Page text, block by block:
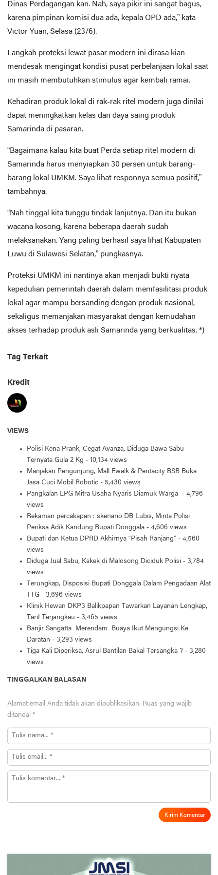
Dinas Perdagangan kan. Nah, saya pikir ini sangat bagus,
karena pimpinan komisi dua ada, kepala OPD ada,” kata
Victor Yuan, Selasa (23/6).
Langkah proteksi lewat pasar modern ini dirasa kian
mendesak mengingat kondisi pusat perbelanjaan lokal saat
ini masih membutuhkan stimulus agar kembali ramai.
Kehadiran produk lokal di rak-rak ritel modern juga dinilai
dapat meningkatkan kelas dan daya saing produk
Samarinda di pasaran.
“Bagaimana kalau kita buat Perda setiap ritel modern di
Samarinda harus menyiapkan 30 persen untuk barang-
barang lokal UMKM. Saya lihat responnya semua positif,”
tambahnya.
“Nah tinggal kita tunggu tindak lanjutnya. Dan itu bukan
wacana kosong, karena beberapa daerah sudah
melaksanakan. Yang paling berhasil saya lihat Kabupaten
Luwu di Sulawesi Selatan,” pungkasnya.
Proteksi UMKM ini nantinya akan menjadi bukti nyata
kepedulian pemerintah daerah dalam memfasilitasi produk
lokal agar mampu bersanding dengan produk nasional,
sekaligus memanjakan masyarakat dengan kemudahan
akses terhadap produk asli Samarinda yang berkualitas. *)
Tag Terkait
Kredit
VIEWS
Polisi Kena Prank, Cegat Avanza, Diduga Bawa Sabu
Ternyata Gula 2 Kg - 10,134 views
Manjakan Pengunjung, Mall Ewalk & Pentacity BSB Buka
Jasa Cuci Mobil Robotic - 5,430 views
Pangkalan LPG Mitra Usaha Nyaris Diamuk Warga - 4,796
views
Rekaman percakapan : skenario DB Lubis, Minta Polisi
Periksa Adik Kandung Bupati Donggala - 4,606 views
Bupati dan Ketua DPRD Akhirnya “Pisah Ranjang” - 4,560
views
Diduga Jual Sabu, Kakek di Malosong Diciduk Polisi - 3,784
views
Terungkap, Disposisi Bupati Donggala Dalam Pengadaan Alat
TTG - 3,696 views
Klinik Hewan DKP3 Balikpapan Tawarkan Layanan Lengkap,
Tarif Terjangkau - 3,465 views
Banjir Sangatta Merendam Buaya Ikut Mengungsi Ke
Daratan - 3,293 views
Tiga Kali Diperiksa, Asrul Bantilan Bakal Tersangka ? - 3,280
views
TINGGALKAN BALASAN
Alamat email Anda tidak akan dipublikasikan. Ruas yang wajib
ditandai *